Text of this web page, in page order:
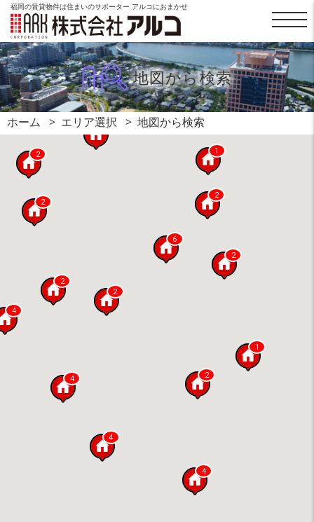
福岡の賃貸物件は住まいのサポーター アルコにおまかせ
地図から検索
ホーム エリア選択 地図から検索
2
4
2
4
1
2
2
1
2
6
4
2
2
4
1